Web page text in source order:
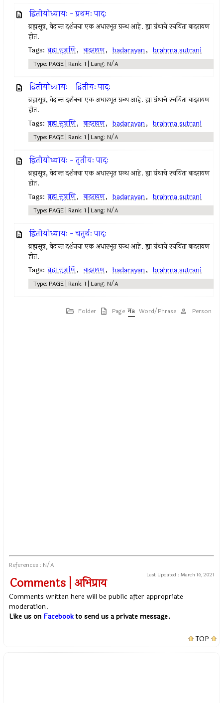
द्वितीयोध्यायः - प्रथमः पादः
ब्रह्मसूत्र, वेदान्त दर्शनचा एक अधारभूत ग्रन्थ आहे. ह्या ग्रंथाचे रचयिता बादरायण
होत.
Tags: ब्रह्म सूत्राणि, बादरायण, badarayan, brahma sutrani
Type: PAGE | Rank: 1 | Lang: N/A
द्वितीयोध्यायः - द्वितीयः पादः
ब्रह्मसूत्र, वेदान्त दर्शनचा एक अधारभूत ग्रन्थ आहे. ह्या ग्रंथाचे रचयिता बादरायण
होत.
Tags: ब्रह्म सूत्राणि, बादरायण, badarayan, brahma sutrani
Type: PAGE | Rank: 1 | Lang: N/A
द्वितीयोध्यायः - तृतीयः पादः
ब्रह्मसूत्र, वेदान्त दर्शनचा एक अधारभूत ग्रन्थ आहे. ह्या ग्रंथाचे रचयिता बादरायण
होत.
Tags: ब्रह्म सूत्राणि, बादरायण, badarayan, brahma sutrani
Type: PAGE | Rank: 1 | Lang: N/A
द्वितीयोध्यायः - चतुर्थः पादः
ब्रह्मसूत्र, वेदान्त दर्शनचा एक अधारभूत ग्रन्थ आहे. ह्या ग्रंथाचे रचयिता बादरायण
होत.
Tags: ब्रह्म सूत्राणि, बादरायण, badarayan, brahma sutrani
Type: PAGE | Rank: 1 | Lang: N/A
Folder Page Word/Phrase Person
References : N/A
Last Updated : March 16, 2021
Comments | अभिप्राय
Comments written here will be public after appropriate
moderation.
Like us on Facebookto send us a private message.
TOP